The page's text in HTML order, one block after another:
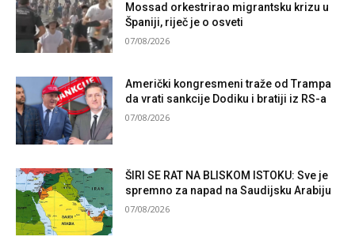
Mossad orkestrirao migrantsku krizu u
Španiji, riječ je o osveti
07/08/2026
Američki kongresmeni traže od Trampa
da vrati sankcije Dodiku i bratiji iz RS-a
07/08/2026
ŠIRI SE RAT NA BLISKOM ISTOKU: Sve je
spremno za napad na Saudijsku Arabiju
07/08/2026